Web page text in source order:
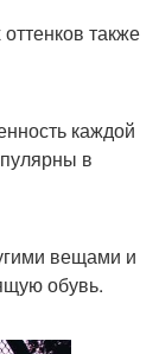
также
каждой
в
вещами и
обувь.